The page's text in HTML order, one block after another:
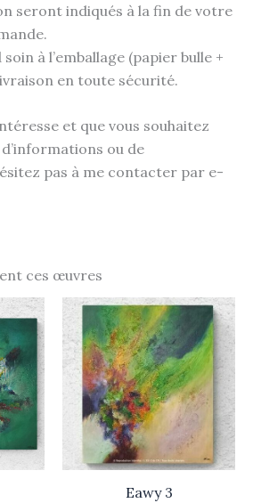
seront indiqués à la fin de votre
à l’emballage (papier bulle +
en toute sécurité.
et que vous souhaitez
ou de
pas à me contacter par e-
ces œuvres
Eawy 3